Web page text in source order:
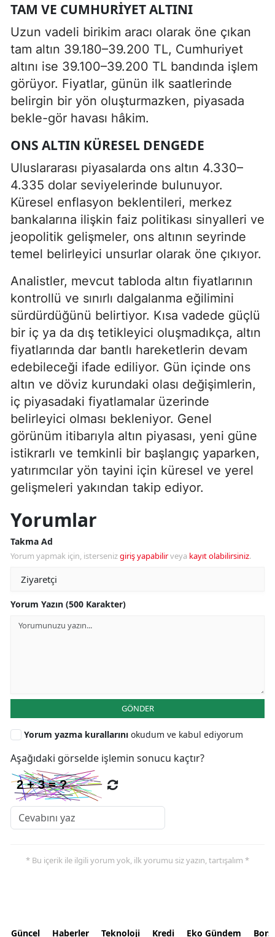
TAM VE CUMHURIYET ALTINI
Uzun vadeli birikim aracı olarak öne çıkan
tam altın 39.180–39.200 TL, Cumhuriyet
altını ise 39.100–39.200 TL bandında işlem
görüyor. Fiyatlar, günün ilk saatlerinde
belirgin bir yön oluşturmazken, piyasada
bekle-gör havası hâkim.
ONS ALTIN KÜRESEL DENGEDE
Uluslararası piyasalarda ons altın 4.330–
4.335 dolar seviyelerinde bulunuyor.
Küresel enflasyon beklentileri, merkez
bankalarına ilişkin faiz politikası sinyalleri ve
jeopolitik gelişmeler, ons altının seyrinde
temel belirleyici unsurlar olarak öne çıkıyor.
Analistler, mevcut tabloda altın fiyatlarının
kontrollü ve sınırlı dalgalanma eğilimini
sürdürdüğünü belirtiyor. Kısa vadede güçlü
bir iç ya da dış tetikleyici oluşmadıkça, altın
fiyatlarında dar bantlı hareketlerin devam
edebileceği ifade ediliyor. Gün içinde ons
altın ve döviz kurundaki olası değişimlerin,
iç piyasadaki fiyatlamalar üzerinde
belirleyici olması bekleniyor. Genel
görünüm itibarıyla altın piyasası, yeni güne
istikrarlı ve temkinli bir başlangıç yaparken,
yatırımcılar yön tayini için küresel ve yerel
gelişmeleri yakından takip ediyor.
Yorumlar
Takma Ad
Yorum yapmak için, istersenizgiriş yapabilirveya kayıt olabilirsiniz.
Yorum Yazın (500 Karakter)
GÖNDER
Yorum yazma kurallarını okudum ve kabul ediyorum
Aşağıdaki görselde işlemin sonucu kaçtır?
* Bu içerik ile ilgili yorum yok, ilk yorumu siz yazın, tartışalım *
Güncel Haberler Teknoloji Kredi Eko Gündem